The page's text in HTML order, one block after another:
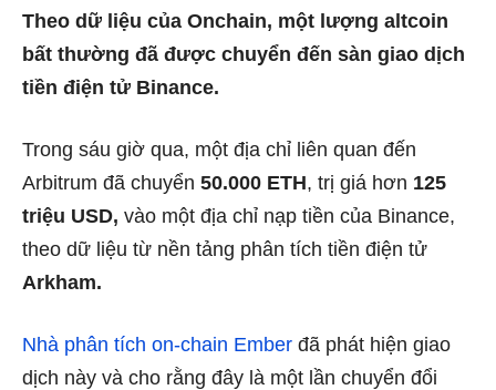
Theo dữ liệu của Onchain, một lượng altcoin
bất thường đã được chuyển đến sàn giao dịch
tiền điện tử Binance.
Trong sáu giờ qua, một địa chỉ liên quan đến
Arbitrum đã chuyển 50.000 ETH, trị giá hơn 125
triệu USD, vào một địa chỉ nạp tiền của Binance,
theo dữ liệu từ nền tảng phân tích tiền điện tử
Arkham.
Nhà phân tích on-chain Ember đã phát hiện giao
dịch này và cho rằng đây là một lần chuyển đổi